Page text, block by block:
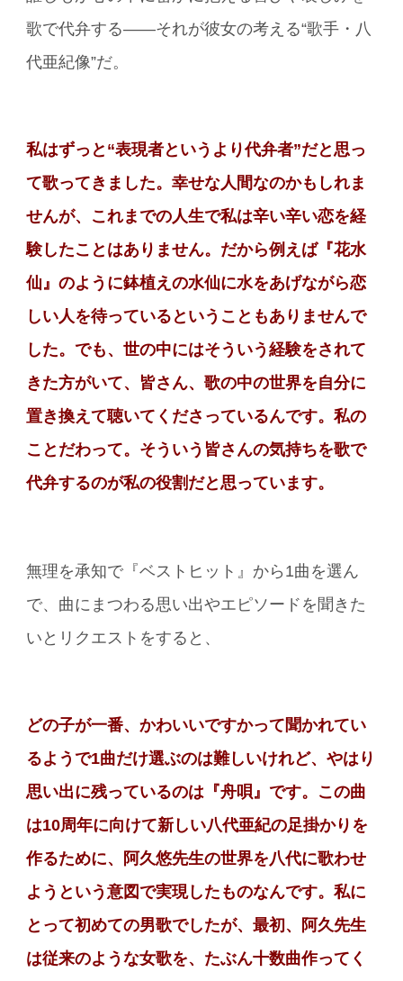
歌で代弁する――それが彼女の考える“歌手・八
代亜紀像”だ。
私はずっと“表現者というより代弁者”だと思っ
て歌ってきました。幸せな人間なのかもしれま
せんが、これまでの人生で私は辛い辛い恋を経
験したことはありません。だから例えば『花水
仙』のように鉢植えの水仙に水をあげながら恋
しい人を待っているということもありませんで
した。でも、世の中にはそういう経験をされて
きた方がいて、皆さん、歌の中の世界を自分に
置き換えて聴いてくださっているんです。私の
ことだわって。そういう皆さんの気持ちを歌で
代弁するのが私の役割だと思っています。
無理を承知で『ベストヒット』から1曲を選ん
で、曲にまつわる思い出やエピソードを聞きた
いとリクエストをすると、
どの子が一番、かわいいですかって聞かれてい
るようで1曲だけ選ぶのは難しいけれど、やはり
思い出に残っているのは『舟唄』です。この曲
は10周年に向けて新しい八代亜紀の足掛かりを
作るために、阿久悠先生の世界を八代に歌わせ
ようという意図で実現したものなんです。私に
とって初めての男歌でしたが、最初、阿久先生
は従来のような女歌を、たぶん十数曲作ってく